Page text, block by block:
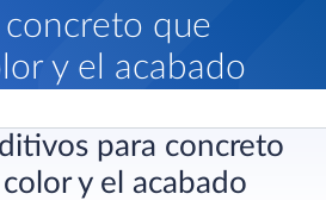
que
y el acabado
para concreto
y el acabado